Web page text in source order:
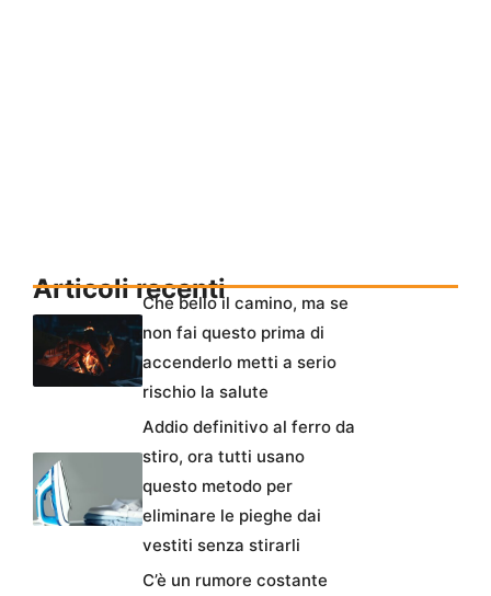
Articoli recentiChe bello il camino, ma se
non fai questo prima di
accenderlo metti a serio
rischio la salute
Addio definitivo al ferro da
stiro, ora tutti usano
questo metodo per
eliminare le pieghe dai
vestiti senza stirarli
C’è un rumore costante